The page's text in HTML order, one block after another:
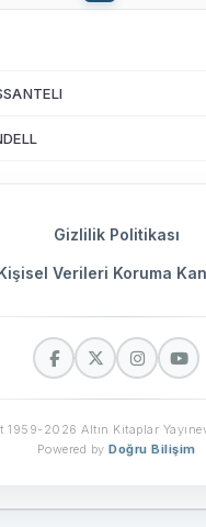
Gizlilik Politikası
Verileri Koruma
2026 Altın Kitaplar
Powered by Doğru Bilişim